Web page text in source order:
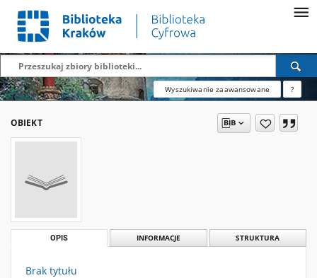
Wyszukiwanie zaawansowane ?
OBIEKT
OPIS INFORMACJE STRUKTURA
Brak tytułu